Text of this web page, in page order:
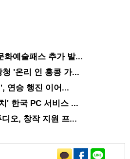
화예술패스 추가 발...
'온리 인 홍콩 가...
연승 행진 이어...
' 한국 PC 서비스 ...
오, 창작 지원 프...